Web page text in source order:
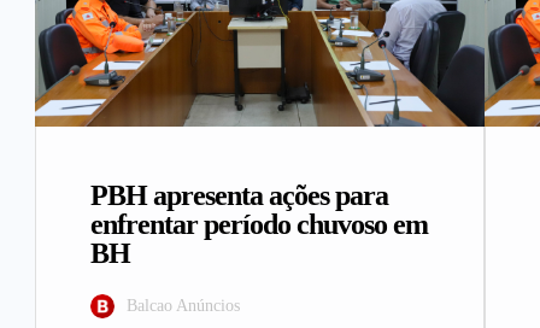
PBH apresenta ações para
enfrentar período chuvoso em
BH
Balcao Anúncios